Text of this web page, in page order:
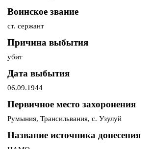
Воинское звание
ст. сержант
Причина выбытия
убит
Дата выбытия
06.09.1944
Первичное место захоронения
Румыния, Трансильвания, с. Узулуй
Название источника донесения